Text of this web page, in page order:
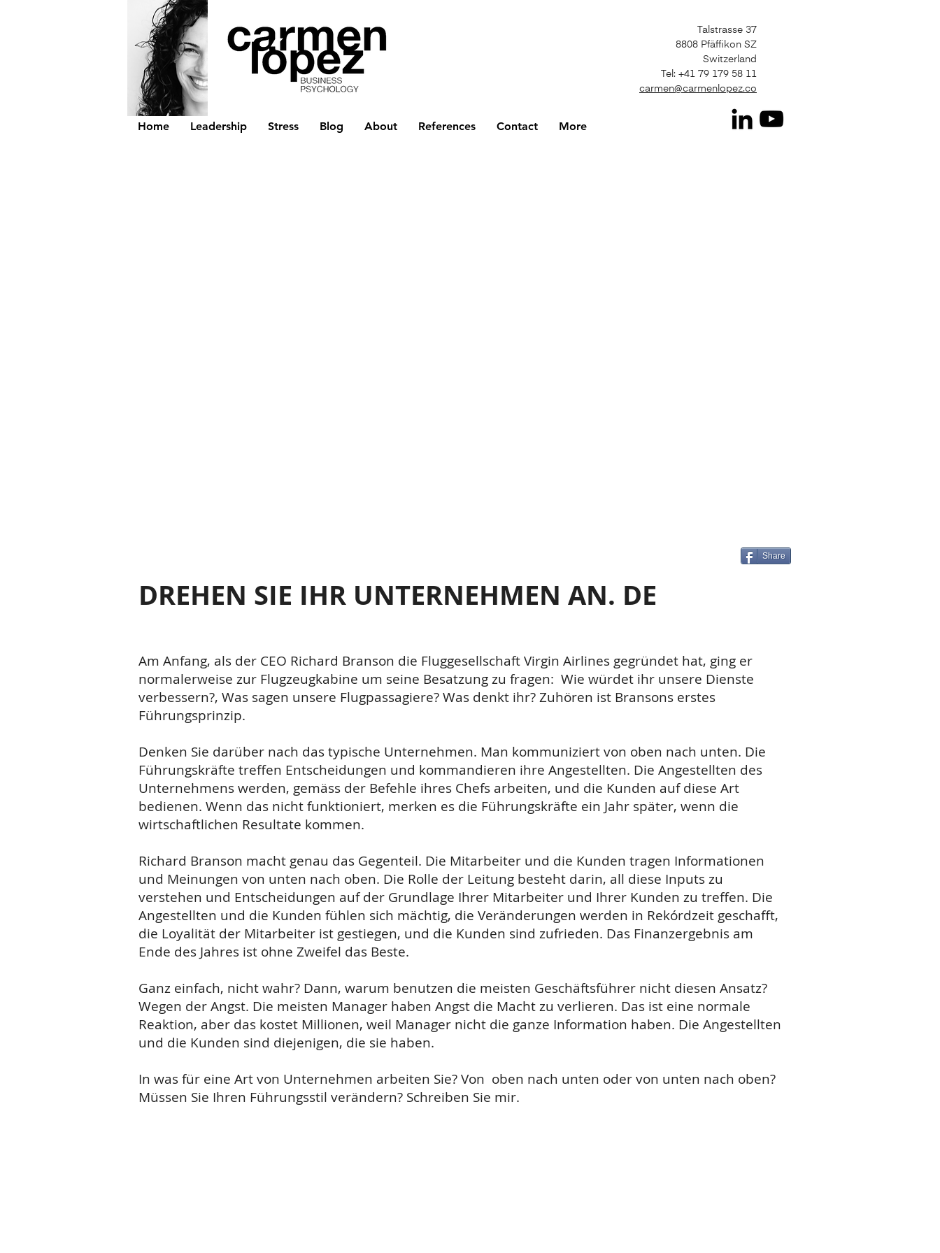
Talstrasse 37
8808 Pfäffikon SZ
Switzerland
Tel: +41 79 179 58 11
carmen@carmenlopez.co
Home Leadership Stress Blog About References Contact More
Share
DREHEN SIE IHR UNTERNEHMEN AN. DE
Am Anfang, als der CEO Richard Branson die Fluggesellschaft Virgin Airlines gegründet hat, ging er
normalerweise zur Flugzeugkabine um seine Besatzung zu fragen: Wie würdet ihr unsere Dienste
verbessern?, Was sagen unsere Flugpassagiere? Was denkt ihr? Zuhören ist Bransons erstes
Führungsprinzip.
​Denken Sie darüber nach das typische Unternehmen. Man kommuniziert von oben nach unten. Die
Führungskräfte treffen Entscheidungen und kommandieren ihre Angestellten. Die Angestellten des
Unternehmens werden, gemäss der Befehle ihres Chefs arbeiten, und die Kunden auf diese Art
bedienen. Wenn das nicht funktioniert, merken es die Führungskräfte ein Jahr später, wenn die
wirtschaftlichen Resultate kommen.
Richard Branson macht genau das Gegenteil. Die Mitarbeiter und die Kunden tragen Informationen
und Meinungen von unten nach oben. Die Rolle der Leitung besteht darin, all diese Inputs zu
verstehen und Entscheidungen auf der Grundlage Ihrer Mitarbeiter und Ihrer Kunden zu treffen. Die
Angestellten und die Kunden fühlen sich mächtig, die Veränderungen werden in Rekórdzeit geschafft,
die Loyalität der Mitarbeiter ist gestiegen, und die Kunden sind zufrieden. Das Finanzergebnis am
Ende des Jahres ist ohne Zweifel das Beste.
Ganz einfach, nicht wahr? Dann, warum benutzen die meisten Geschäftsführer nicht diesen Ansatz?
Wegen der Angst. Die meisten Manager haben Angst die Macht zu verlieren. Das ist eine normale
Reaktion, aber das kostet Millionen, weil Manager nicht die ganze Information haben. Die Angestellten
und die Kunden sind diejenigen, die sie haben.
In was für eine Art von Unternehmen arbeiten Sie? Von oben nach unten oder von unten nach oben?
Müssen Sie Ihren Führungsstil verändern? Schreiben Sie mir.